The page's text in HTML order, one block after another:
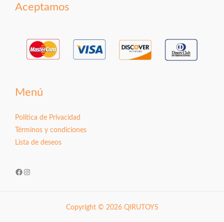
Aceptamos
Menú
Política de Privacidad
Términos y condiciones
Lista de deseos
Facebook
Instagram
Copyright © 2026 QIRUTOYS